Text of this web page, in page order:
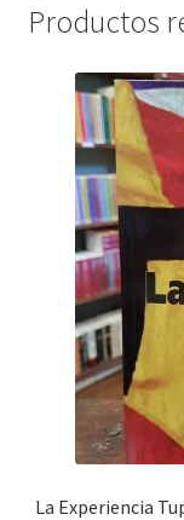
Productos
La Experiencia